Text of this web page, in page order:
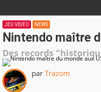
JEU VIDÉO NEWS
Nintendo maître
Des records
par Trazom